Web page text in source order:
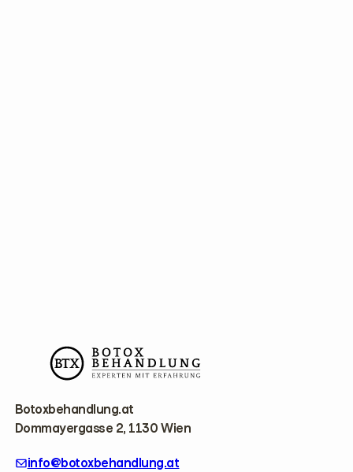
Botoxbehandlung.at
Dommayergasse 2, 1130 Wien
info@botoxbehandlung.at